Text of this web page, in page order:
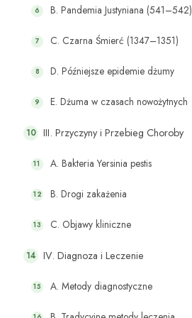
B. Pandemia Justyniana (541–542)
C. Czarna Śmierć (1347–1351)
D. Późniejsze epidemie dżumy
E. Dżuma w czasach nowożytnych
III. Przyczyny i Przebieg Choroby
A. Bakteria Yersinia pestis
B. Drogi zakażenia
C. Objawy kliniczne
IV. Diagnoza i Leczenie
A. Metody diagnostyczne